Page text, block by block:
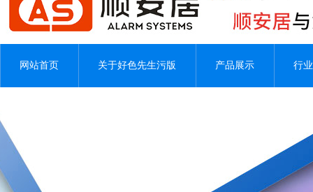
网站首页 关于好色先生污版 产品展示 行